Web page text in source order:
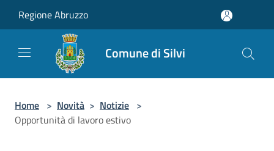
Regione Abruzzo
Comune di Silvi
Home > Novità > Notizie >
Opportunità di lavoro estivo